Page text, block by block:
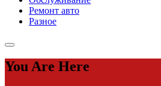
Ремонт авто
Разное
You Are Here